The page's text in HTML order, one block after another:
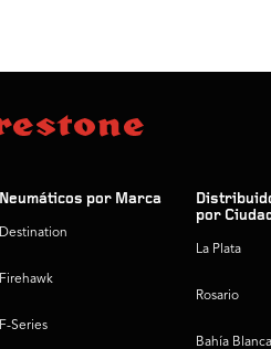
Neumáticos por Marca
Destination
Firehawk
F-Series
por
La Plata
Rosario
Bahía Blanca